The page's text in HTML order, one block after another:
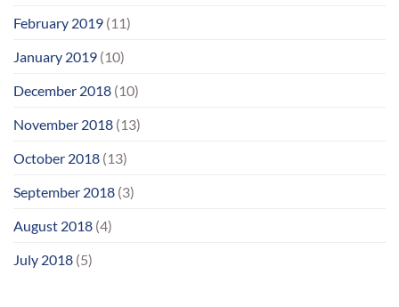
February 2019 (11)
January 2019 (10)
December 2018 (10)
November 2018 (13)
October 2018 (13)
September 2018 (3)
August 2018 (4)
July 2018 (5)